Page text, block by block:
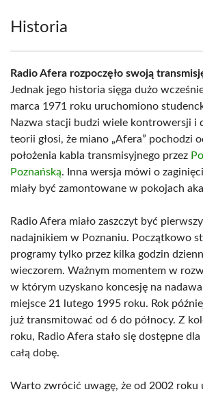
Historia
Radio Afera rozpoczęło swoją
Jednak jego historia sięga dużo
marca 1971 roku uruchomiono
Nazwa stacji budzi wiele kontrowersji i
teorii głosi, że miano „Afera” pochodzi
położenia kabla transmisyjnego przez
Poznańską. Inna wersja mówi o
miały być zamontowane w pokojach
Radio Afera miało zaszczyt być
nadajnikiem w Poznaniu. Początkowo
programy tylko przez kilka godzin
wieczorem. Ważnym momentem w
w którym uzyskano koncesję na
miejsce 21 lutego 1995 roku. Rok
już transmitować od 6 do północy. Z
roku, Radio Afera stało się dostępne dla
całą dobę.
Warto zwrócić uwagę, że od 2002 roku